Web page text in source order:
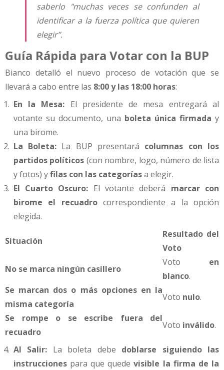
saberlo "muchas veces se confunden al
identificar a la fuerza política que quieren
elegir”.
Guía Rápida para Votar con la BUP
Bianco detalló el nuevo proceso de votación que se
llevará a cabo entre las 8:00 y las 18:00 horas:
En la Mesa: El presidente de mesa entregará al
votante su documento, una boleta única firmada y
una birome.
La Boleta: La BUP presentará columnas con los
partidos políticos (con nombre, logo, número de lista
y fotos) yfilas con las categoríasa elegir.
El Cuarto Oscuro: El votante deberá marcar con
birome el recuadrocorrespondiente a la opción
elegida.
Situación
Resultado del
Voto
No se marca ningún casillero
Voto en
blanco.
Se marcan dos o más opciones en la
misma categoría
Voto nulo.
Se rompe o se escribe fuera del
recuadro
Voto inválido.
Al Salir: La boleta debe doblarse siguiendo las
instruccionespara que quedevisible la firma de la